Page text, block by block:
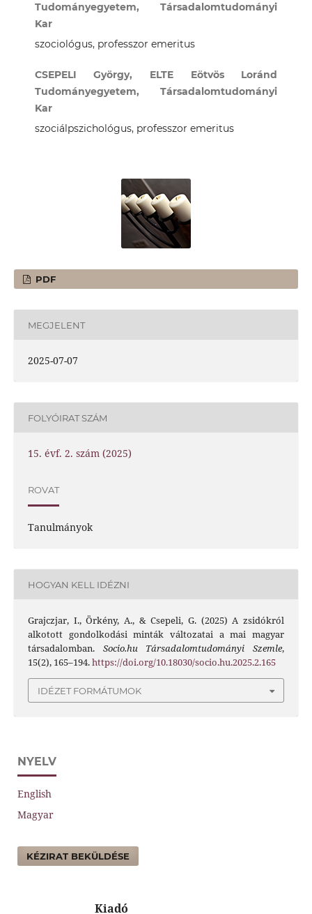
Tudományegyetem, Társadalomtudományi
Kar
szociológus, professzor emeritus
CSEPELI György, ELTE Eötvös Loránd
Tudományegyetem, Társadalomtudományi
Kar
szociálpszichológus, professzor emeritus
PDF
MEGJELENT
2025-07-07
FOLYÓIRAT SZÁM
15. évf. 2. szám (2025)
ROVAT
Tanulmányok
HOGYAN KELL IDÉZNI
Grajczjar, I., Örkény, A., & Csepeli, G. (2025) A zsidókról
alkotott gondolkodási minták változatai a mai magyar
társadalomban. Socio.hu Társadalomtudományi Szemle,
15(2), 165–194.https://doi.org/10.18030/socio.hu.2025.2.165
IDÉZET FORMÁTUMOK
NYELV
English
Magyar
KÉZIRAT BEKÜLDÉSE
Kiadó